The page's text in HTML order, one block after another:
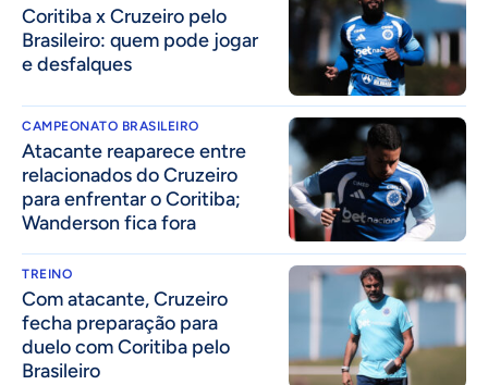
Coritiba x Cruzeiro pelo
Brasileiro: quem pode jogar
e desfalques
CAMPEONATO BRASILEIRO
Atacante reaparece entre
relacionados do Cruzeiro
para enfrentar o Coritiba;
Wanderson fica fora
TREINO
Com atacante, Cruzeiro
fecha preparação para
duelo com Coritiba pelo
Brasileiro